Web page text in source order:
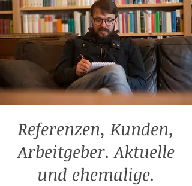
Referenzen, Kunden,
Arbeitgeber. Aktuelle
und ehemalige.